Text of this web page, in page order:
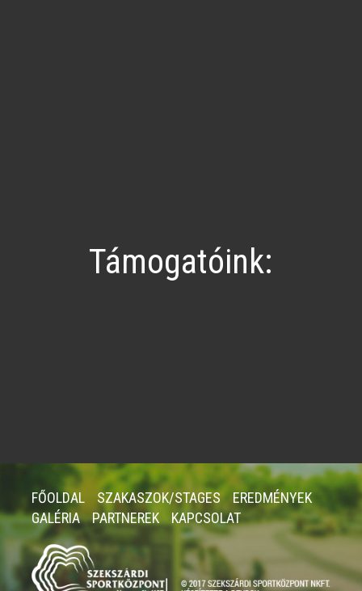
Támogatóink:
FŐOLDAL SZAKASZOK/STAGES
EREDMÉNYEK
GALÉRIA
PARTNEREK KAPCSOLAT